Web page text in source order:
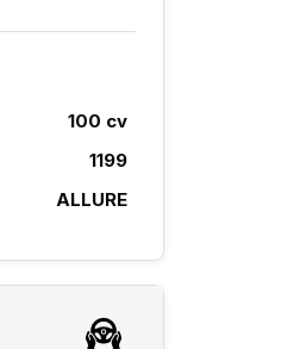
100 cv
1199
ALLURE